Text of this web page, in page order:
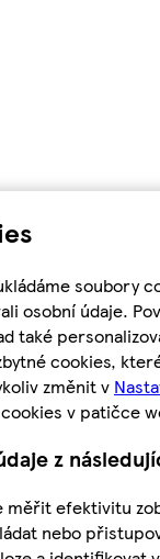
soubory
osobní údaje.
také
cookies,
změnit v
v patičce
z
efektivitu
nebo